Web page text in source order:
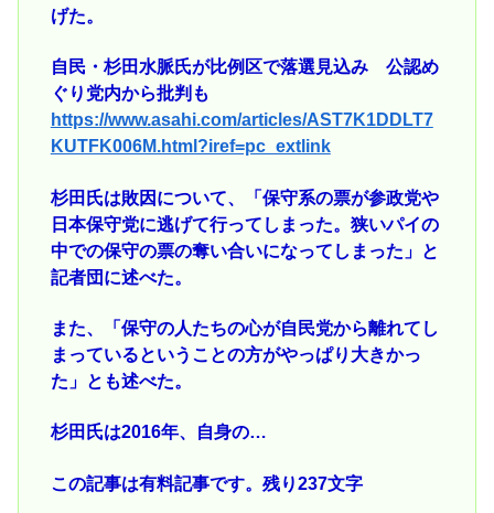
げた。
自民・杉田水脈氏が比例区で落選見込み 公認め
ぐり党内から批判も
https://www.asahi.com/articles/AST7K1DDLT7
KUTFK006M.html?iref=pc_extlink
杉田氏は敗因について、「保守系の票が参政党や
日本保守党に逃げて行ってしまった。狭いパイの
中での保守の票の奪い合いになってしまった」と
記者団に述べた。
また、「保守の人たちの心が自民党から離れてし
まっているということの方がやっぱり大きかっ
た」とも述べた。
杉田氏は2016年、自身の…
この記事は有料記事です。残り237文字